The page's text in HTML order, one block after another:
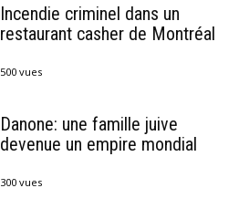
Incendie criminel dans un
restaurant casher de Montréal
500 vues
Danone: une famille juive
devenue un empire mondial
300 vues